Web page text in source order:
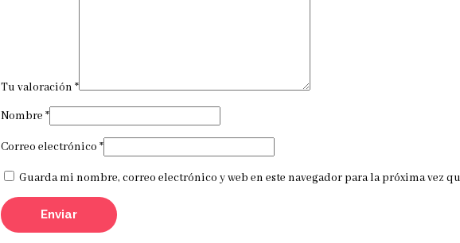
Tu valoración *
Nombre *
Correo electrónico *
Guarda mi nombre, correo electrónico y web en este navegador para la próxima vez